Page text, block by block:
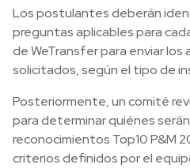
Los postulantes deberán
preguntas aplicables para
de WeTransfer para enviar los
solicitados, según el tipo de
Posteriormente, un comité
para determinar quiénes
reconocimientos Top10 P&M
criterios definidos por el